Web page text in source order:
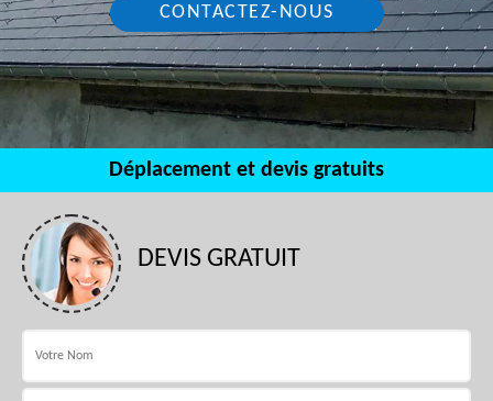
CONTACTEZ-NOUS
Déplacement et devis gratuits
DEVIS GRATUIT